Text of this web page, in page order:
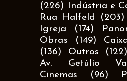
(226)
Indústria e
Rua Halfeld
(203)
Igreja
(174)
Obras
(149)
(136)
Outros (122)
Av. Getúlio
Cinemas
(96)